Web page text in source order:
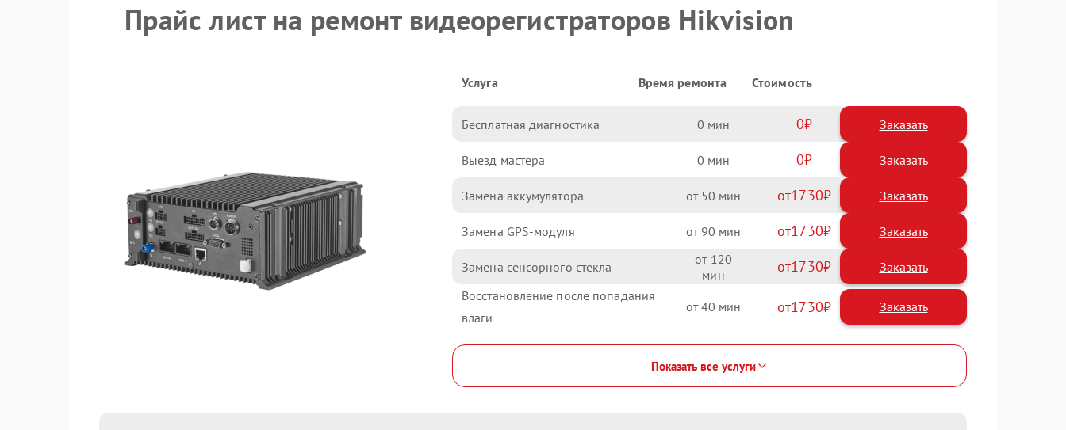
Прайс лист на ремонт видеорегистраторов Hikvision
Услуга Время ремонта Стоимость
Бесплатная диагностика 0 0 Заказать
Выезд мастера 0 0 Заказать
Замена аккумулятора 50 1730
Замена GPS-модуля 90 1730
Замена сенсорного стекла 120 1730
Восстановление после попадания
влаги
40 1730
Показать все услуги